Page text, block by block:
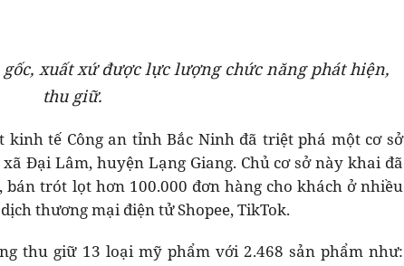
xuất xứ được lực lượng chức năng phát hiện,
thu giữ.
kinh tế Công an tỉnh Bắc Ninh đã triệt phá một cơ sở
Đại Lâm, huyện Lạng Giang. Chủ cơ sở này khai đã
trót lọt hơn 100.000 đơn hàng cho khách ở nhiều
thương mại điện tử Shopee, TikTok.
thu giữ 13 loại mỹ phẩm với 2.468 sản phẩm như: